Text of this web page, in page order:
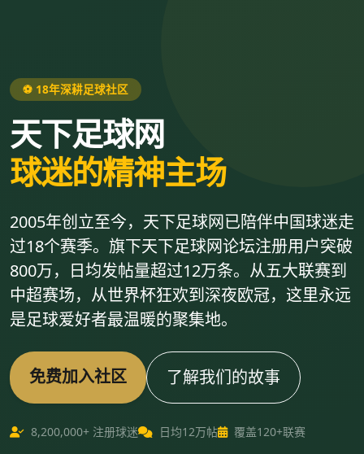
⚽ 18年深耕足球社区
天下足球网
球迷的精神主场
2005年创立至今，天下足球网已陪伴中国球迷走
过18个赛季。旗下天下足球网论坛注册用户突破
800万，日均发帖量超过12万条。从五大联赛到
中超赛场，从世界杯狂欢到深夜欧冠，这里永远
是足球爱好者最温暖的聚集地。
免费加入社区 了解我们的故事
8,200,000+ 注册球迷 日均12万帖 覆盖120+联赛